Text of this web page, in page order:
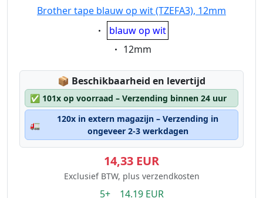
Brother tape blauw op wit (TZEFA3), 12mm
Eigenschaft:
blauw op wit
Eigenschaft:
12mm
📦 Lagerstatus:
Beschikbaarheid en levertijd
✅ 101x op voorraad – Verzending binnen 24 uur
🚛
120x in extern magazijn – Verzending in
ongeveer 2-3 werkdagen
14,33 EUR
Exclusief BTW, plus verzendkosten
5+ 14.19 EUR